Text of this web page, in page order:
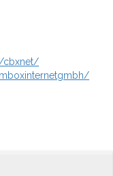
cbxnet/